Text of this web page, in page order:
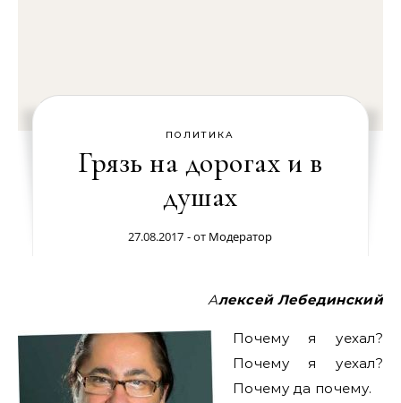
ПОЛИТИКА
Грязь на дорогах и в
душах
27.08.2017 - от Модератор
Алексей Лебединский
Почему я уехал?
Почему я уехал?
Почему да почему.